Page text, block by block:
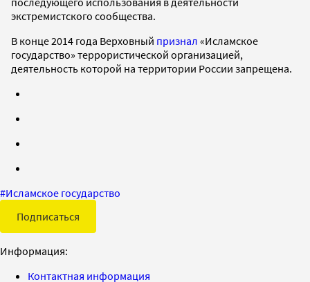
экстремистского сообщества.
В конце 2014 года Верховный признал «Исламское
государство» террористической организацией,
деятельность которой на территории России запрещена.
#Исламское государство
Подписаться
Информация:
Контактная информация